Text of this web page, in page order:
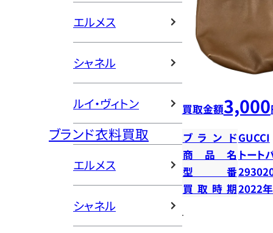
エルメス
シャネル
ルイ・ヴィトン
ブランド衣料買取
エルメス
シャネル
買取金額3,000
ブランドGUCCI
商品名 トート
型番
買取時期2022